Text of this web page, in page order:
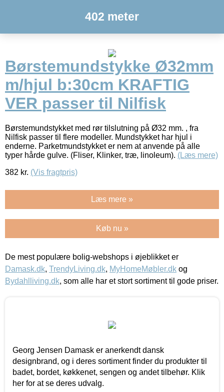
402 meter
Børstemundstykke Ø32mm
m/hjul b:30cm KRAFTIG
VER passer til Nilfisk
Børstemundstykket med rør tilslutning på Ø32 mm. , fra
Nilfisk passer til flere modeller. Mundstykket har hjul i
enderne. Parketmundstykket er nem at anvende på alle
typer hårde gulve. (Fliser, Klinker, træ, linoleum). (Læs mere)
382 kr. (Vis fragtpris)
Læs mere »
Køb nu »
De mest populære bolig-webshops i øjeblikket er
Damask.dk, TrendyLiving.dk, MyHomeMøbler.dk og
Bydahlliving.dk, som alle har et stort sortiment til gode priser.
Georg Jensen Damask er anerkendt dansk
designbrand, og i deres sortiment finder du produkter til
badet, bordet, køkkenet, sengen og andet tilbehør. Klik
her for at se deres udvalg.